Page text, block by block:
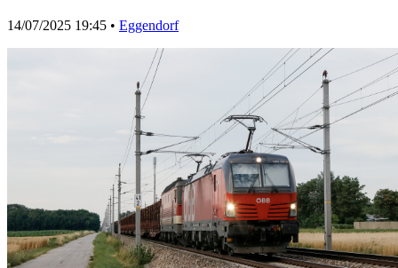
14/07/2025 19:45 • Eggendorf